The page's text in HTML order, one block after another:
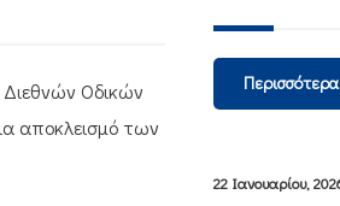
Οδικών
αποκλεισμό των
Περισσότερα
22 Ιανουαρίου,